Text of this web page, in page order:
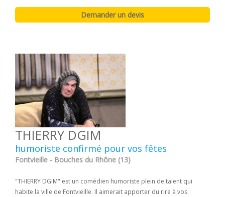
THIERRY DGIM
humoriste confirmé pour vos fêtes
Fontvieille - Bouches du Rhône (13)
"THIERRY DGIM" est un comédien humoriste plein de talent qui
habite la ville de Fontvieille. Il aimerait apporter du rire à vos